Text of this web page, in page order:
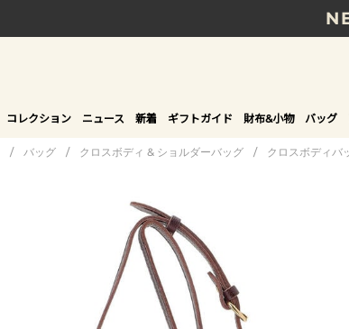
8/17(月)10
贈る相手や
コレクション ニュース 新着 ギフトガイド 財布&小物 バッグ
/ バッグ / クロスボディ & ショルダーバッグ / クロスボディバ